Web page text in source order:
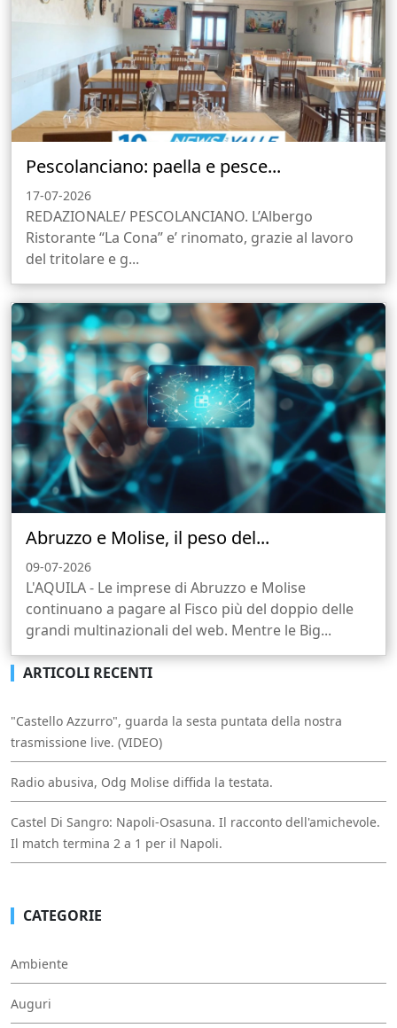
Pescolanciano: paella e pesce...
17-07-2026
REDAZIONALE/ PESCOLANCIANO. L’Albergo
Ristorante “La Cona” e’ rinomato, grazie al lavoro
del tritolare e g...
Abruzzo e Molise, il peso del...
09-07-2026
L'AQUILA - Le imprese di Abruzzo e Molise
continuano a pagare al Fisco più del doppio delle
grandi multinazionali del web. Mentre le Big...
ARTICOLI RECENTI
"Castello Azzurro", guarda la sesta puntata della nostra
trasmissione live. (VIDEO)
Radio abusiva, Odg Molise diffida la testata.
Castel Di Sangro: Napoli-Osasuna. Il racconto dell'amichevole.
Il match termina 2 a 1 per il Napoli.
CATEGORIE
Ambiente
Auguri